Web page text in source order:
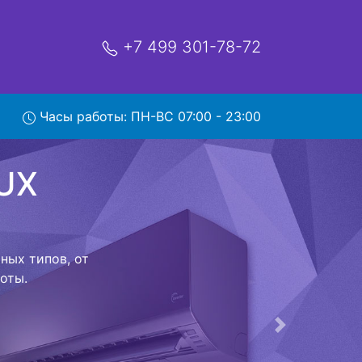
+7 499 301-78-72
Часы работы: ПН-ВС 07:00 - 23:00
которая
в
с
в сервисный
к работе
Следующая